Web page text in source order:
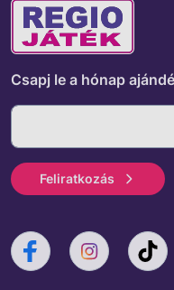
Csapj le a hónap
Feliratkozás